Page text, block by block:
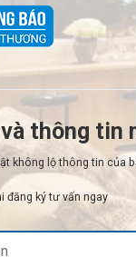
thông tin
không lộ thông tin của
đăng ký tư vấn ngay